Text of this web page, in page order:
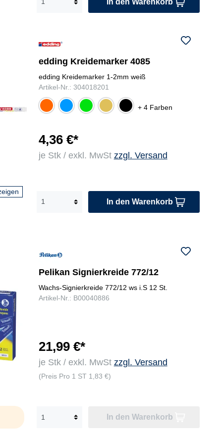
edding Kreidemarker 4085
edding Kreidemarker 1-2mm weiß
Artikel-Nr.: 304018201
ne
on
ng
e
hell
bla
ne
on
gol
d
sch
war
+ 4 Farben
4,36 €*
je Stk / exkl. MwSt zzgl. Versand
In den Warenkorb
Pelikan Signierkreide 772/12
Wachs-Signierkreide 772/12 ws i.S 12 St.
Artikel-Nr.: B00040886
21,99 €*
je Stk / exkl. MwSt zzgl. Versand
(Preis Pro 1 ST 1,83 €)
In den Warenkorb